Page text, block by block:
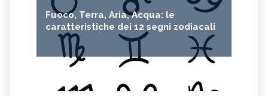
Fuoco, Terra, Aria, Acqua: le
caratteristiche dei 12 segni zodiacali